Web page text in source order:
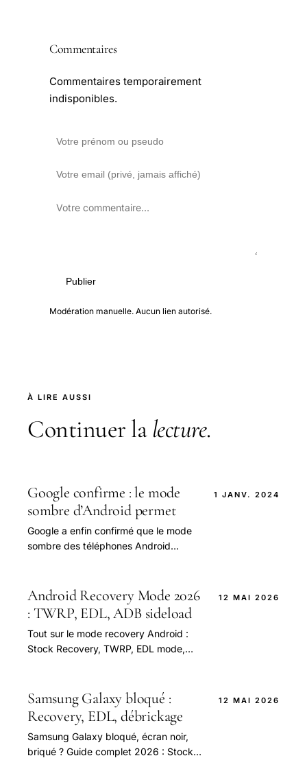
Commentaires
Commentaires temporairement
indisponibles.
Publier
Modération manuelle. Aucun lien autorisé.
À LIRE AUSSI
Continuer la lecture.
Google confirme : le mode
sombre d’Android permet
Google a enfin confirmé que le mode
sombre des téléphones Android
1 JANV. 2024
Android Recovery Mode 2026
: TWRP, EDL, ADB sideload
Tout sur le mode recovery Android :
Stock Recovery, TWRP, EDL mode,
bootloader.
12 MAI 2026
Samsung Galaxy bloqué :
Recovery, EDL, débrickage
Samsung Galaxy bloqué, écran noir,
briqué ? Guide complet 2026 : Stock
12 MAI 2026